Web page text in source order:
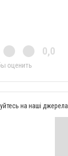
0,0
оценить
на наші джерела